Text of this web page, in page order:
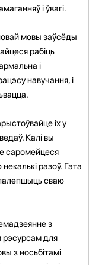
і ўвагі.
мовы заўсёды
рабіць
і
навучання, і
іх у
Калі вы
саромейцеся
разоў. Гэта
сваю
з
рэсурсам для
з носьбітамі